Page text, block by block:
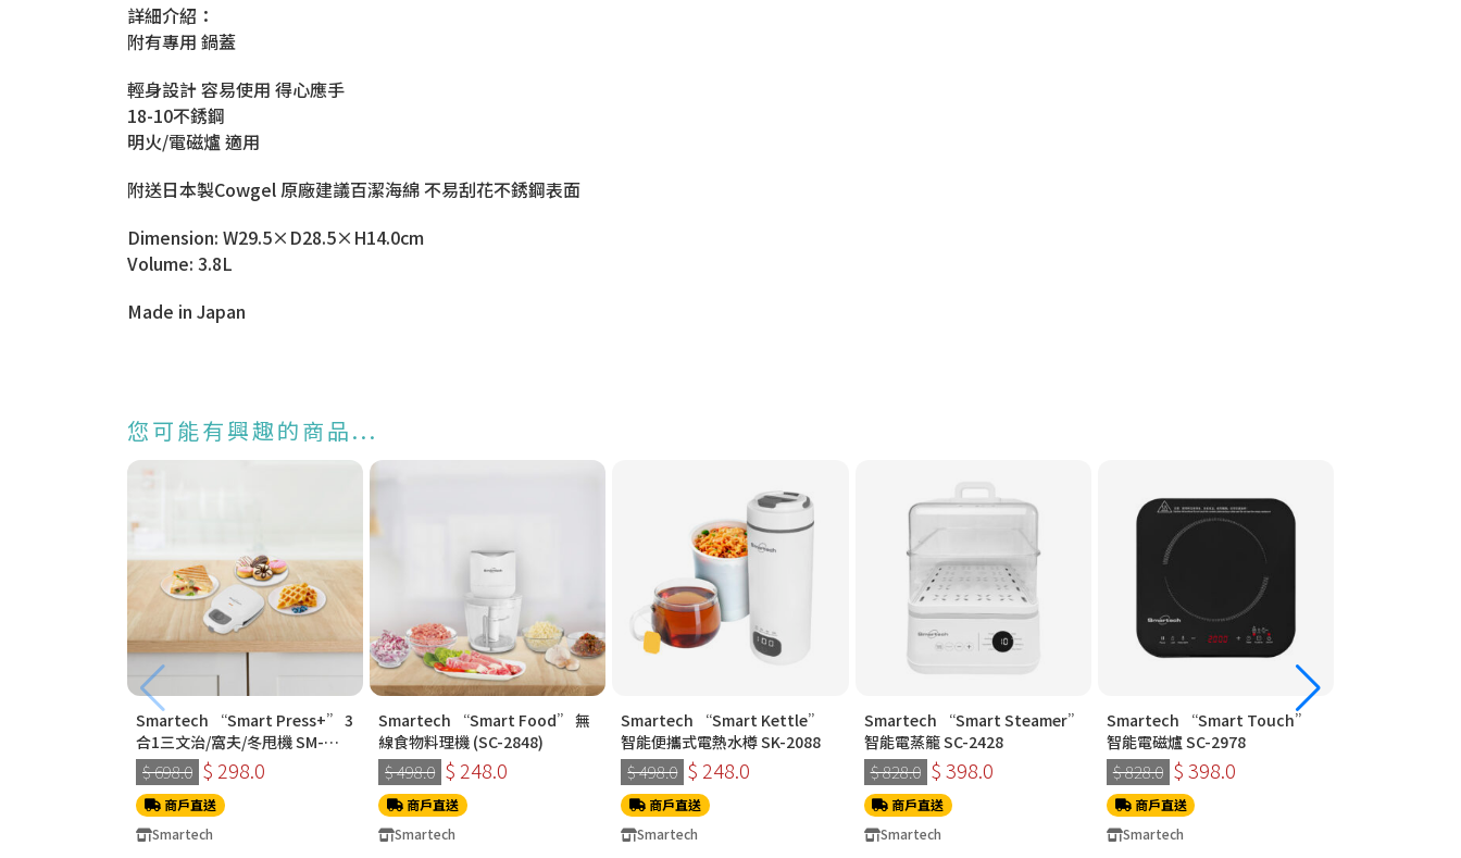
詳細介紹：
附有專用 鍋蓋
輕身設計 容易使用 得心應手
18-10不銹鋼
明火/電磁爐 適用
附送日本製Cowgel 原廠建議百潔海綿 不易刮花不銹鋼表面
Dimension: W29.5×D28.5×H14.0cm
Volume: 3.8L
Made in Japan
您可能有興趣的商品...
Smartech “Smart Press+” 3
合1三文治/窩夫/冬甩機 SM-
2228
$ 698.0 $ 298.0
商戶直送
Smartech
Smartech “Smart Food” 無
線食物料理機 (SC-2848)
$ 498.0 $ 248.0
商戶直送
Smartech
Smartech “Smart Kettle”
智能便攜式電熱水樽 SK-2088
$ 498.0 $ 248.0
商戶直送
Smartech
Smartech “Smart Steamer”
智能電蒸籠 SC-2428
$ 828.0 $ 398.0
商戶直送
Smartech
Smartech “Smart Touch”
智能電磁爐 SC-2978
$ 828.0 $ 398.0
商戶直送
Smartech